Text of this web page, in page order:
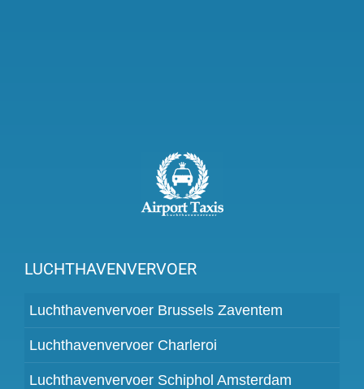
LUCHTHAVENVERVOER
Luchthavenvervoer Brussels Zaventem
Luchthavenvervoer Charleroi
Luchthavenvervoer Schiphol Amsterdam